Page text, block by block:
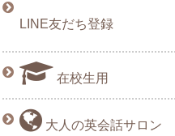
LINE友だち登録
在校生用
大人の英会話サロン